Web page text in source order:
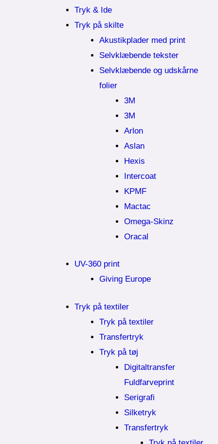
Tryk & Ide
Tryk på skilte
Akustikplader med print
Selvklæbende tekster
Selvklæbende og udskårne
folier
3M
3M
Arlon
Aslan
Hexis
Intercoat
KPMF
Mactac
Omega-Skinz
Oracal
UV-360 print
Giving Europe
Tryk på textiler
Tryk på textiler
Transfertryk
Tryk på tøj
Digitaltransfer
Fuldfarveprint
Serigrafi
Silketryk
Transfertryk